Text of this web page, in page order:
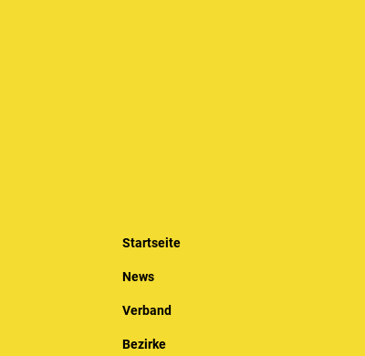
Startseite
News
Verband
Bezirke